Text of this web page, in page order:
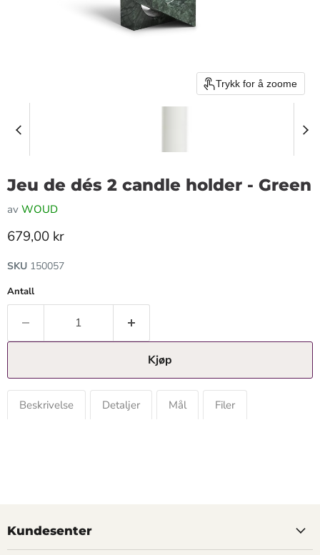
Trykk for å zoome
Jeu de dés 2 candle holder - Green
av WOUD
Gjeldende pris
679,00 kr
SKU 150057
Antall
Kjøp
Beskrivelse Detaljer Mål Filer
Kundesenter